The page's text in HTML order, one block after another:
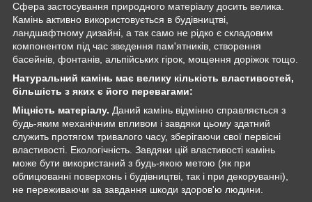
Сфера застосування природного матеріалу досить велика.
Камінь активно використовується в будівництві,
ландшафтному дизайні, а так само не рідко є складовим
компонентом під час зведення пам'ятників, створення
басейнів, фонтанів, альпійських гірок, мощення доріжок тощо.
Натуральний камінь має велику кількість властивостей,
більшість з яких є його перевагами:
Міцність матеріалу. Даний камінь відмінно справляється з
будь-яким механічним впливом і завдяки цьому здатний
служить протягом тривалого часу, зберігаючи свої первісні
властивості. Екологічність. Завдяки цій властивості камінь
може бути використаний з будь-якою метою (як при
облицюванні поверхонь і будівництві, так і при декоруванні),
не переживаючи за завдання шкоди здоров'ю людини.